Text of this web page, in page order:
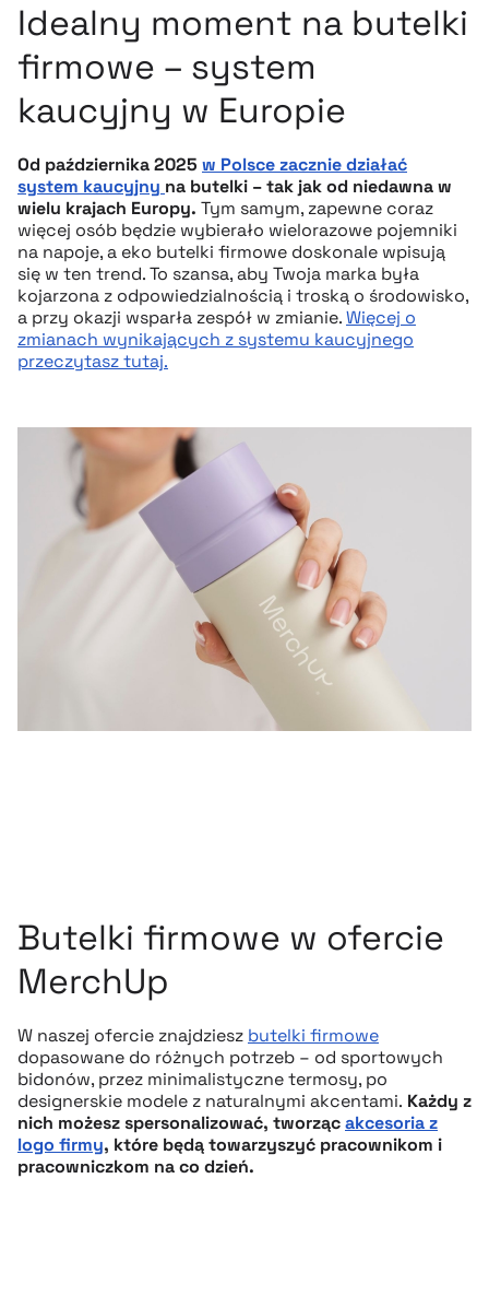
Idealny moment na butelki
firmowe – system
kaucyjny w Europie
Od października 2025 w Polsce zacznie działać
system kaucyjny na butelki – tak jak od niedawna w
wielu krajach Europy. Tym samym, zapewne coraz
więcej osób będzie wybierało wielorazowe pojemniki
na napoje, a eko butelki firmowe doskonale wpisują
się w ten trend. To szansa, aby Twoja marka była
kojarzona z odpowiedzialnością i troską o środowisko,
a przy okazji wsparła zespół w zmianie.Więcej o
zmianach wynikających z systemu kaucyjnego
przeczytasz tutaj.
Butelki firmowe w ofercie
MerchUp
W naszej ofercie znajdziesz butelki firmowe
dopasowane do różnych potrzeb – od sportowych
bidonów, przez minimalistyczne termosy, po
designerskie modele z naturalnymi akcentami. Każdy z
nich możesz spersonalizować, tworzącakcesoria z
logo firmy, które będą towarzyszyć pracownikom i
pracowniczkom na co dzień.